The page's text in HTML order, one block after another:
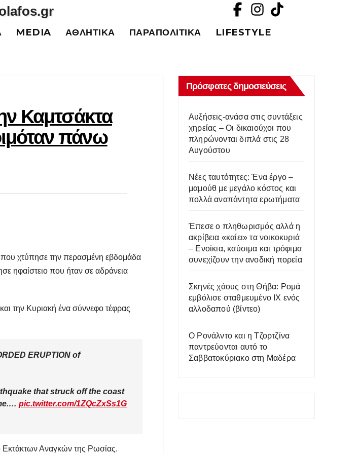
MEDIA ΑΘΛΗΤΙΚΆ ΠΑΡΑΠΟΛΙΤΙΚΆ LIFESTYLE
Καμτσάκτα
πάνω
που χτύπησε την περασμένη εβδομάδα
ηφαίστειο που ήταν σε αδράνεια
την Κυριακή ένα σύννεφο τέφρας
ERUPTION of
that struck off the coast
pic.twitter.com/1ZQcZxSs1G
Εκτάκτων Αναγκών της Ρωσίας.
Πρόσφατες δημοσιεύσεις
Αυξήσεις-ανάσα στις συντάξεις
χηρείας – Οι δικαιούχοι που
πληρώνονται διπλά στις 28
Αυγούστου
Νέες ταυτότητες: Ένα έργο –
μαμούθ με μεγάλο κόστος και
πολλά αναπάντητα ερωτήματα
Έπεσε ο πληθωρισμός αλλά η
ακρίβεια «καίει» τα νοικοκυριά
– Ενοίκια, καύσιμα και τρόφιμα
συνεχίζουν την ανοδική πορεία
Σκηνές χάους στη Θήβα: Ρομά
εμβόλισε σταθμευμένο ΙΧ ενός
αλλοδαπού (βίντεο)
Ο Ρονάλντο και η Τζορτζίνα
παντρεύονται αυτό το
Σαββατοκύριακο στη Μαδέρα